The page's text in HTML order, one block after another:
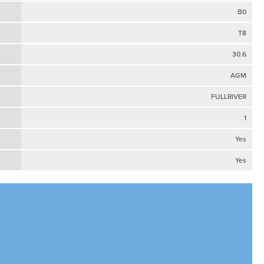
B0
T8
30.6
AGM
FULLRIVER
1
Yes
Yes